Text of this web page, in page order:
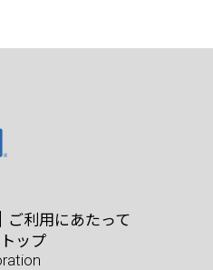
ご利用にあたって
ップ